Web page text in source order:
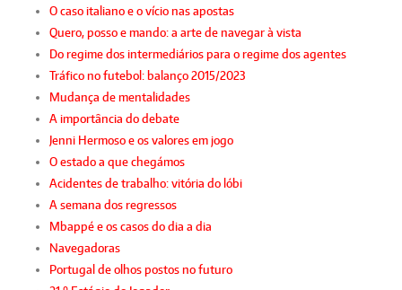
O caso italiano e o vício nas apostas
Quero, posso e mando: a arte de navegar à vista
Do regime dos intermediários para o regime dos agentes
Tráfico no futebol: balanço 2015/2023
Mudança de mentalidades
A importância do debate
Jenni Hermoso e os valores em jogo
O estado a que chegámos
Acidentes de trabalho: vitória do lóbi
A semana dos regressos
Mbappé e os casos do dia a dia
Navegadoras
Portugal de olhos postos no futuro